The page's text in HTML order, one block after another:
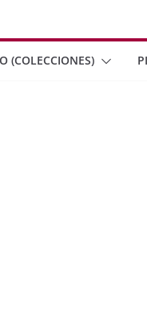
(COLECCIONES)